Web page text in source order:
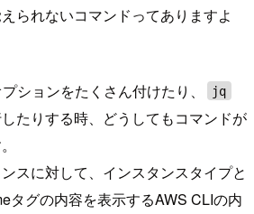
られないコマンドってありますよ
ションをたくさん付けたり、 jq
たりする時、どうしてもコマンドが
スに対して、インスタンスタイプと
タグの内容を表示するAWS CLIの内